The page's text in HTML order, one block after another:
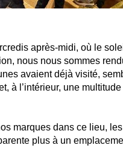
après-midi, où le
nous nous sommes
avaient déjà visité,
à l’intérieur, une
marques dans ce lieu,
plus à un